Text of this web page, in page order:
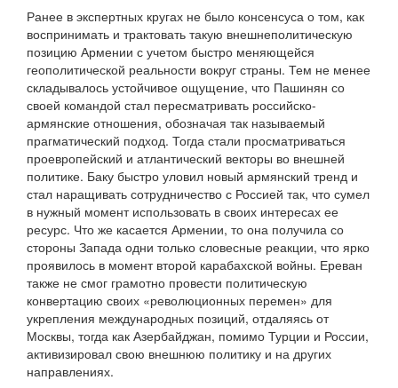
Ранее в экспертных кругах не было консенсуса о том, как
воспринимать и трактовать такую внешнеполитическую
позицию Армении с учетом быстро меняющейся
геополитической реальности вокруг страны. Тем не менее
складывалось устойчивое ощущение, что Пашинян со
своей командой стал пересматривать российско-
армянские отношения, обозначая так называемый
прагматический подход. Тогда стали просматриваться
проевропейский и атлантический векторы во внешней
политике. Баку быстро уловил новый армянский тренд и
стал наращивать сотрудничество с Россией так, что сумел
в нужный момент использовать в своих интересах ее
ресурс. Что же касается Армении, то она получила со
стороны Запада одни только словесные реакции, что ярко
проявилось в момент второй карабахской войны. Ереван
также не смог грамотно провести политическую
конвертацию своих «революционных перемен» для
укрепления международных позиций, отдаляясь от
Москвы, тогда как Азербайджан, помимо Турции и России,
активизировал свою внешнюю политику и на других
направлениях.